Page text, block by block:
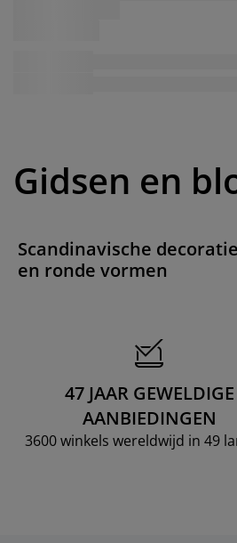
Gidsen en
Scandinavische
en ronde vormen
47 JAAR GEWELDIGE
AANBIEDINGEN
3600 winkels wereldwijd in 49